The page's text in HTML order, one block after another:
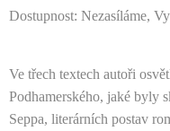
Dostupnost: Nezasíláme,
Ve třech textech autoři
Podhamerského, jaké byly
Seppa, literárních postav